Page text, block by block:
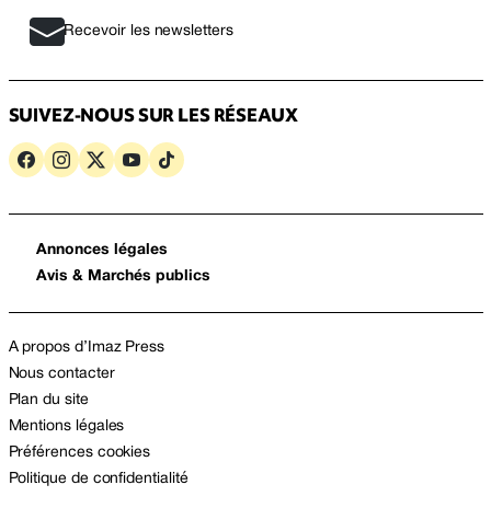
Recevoir les newsletters
SUIVEZ-NOUS SUR LES RÉSEAUX
Annonces légales
Avis & Marchés publics
A propos d’Imaz Press
Nous contacter
Plan du site
Mentions légales
Préférences cookies
Politique de confidentialité